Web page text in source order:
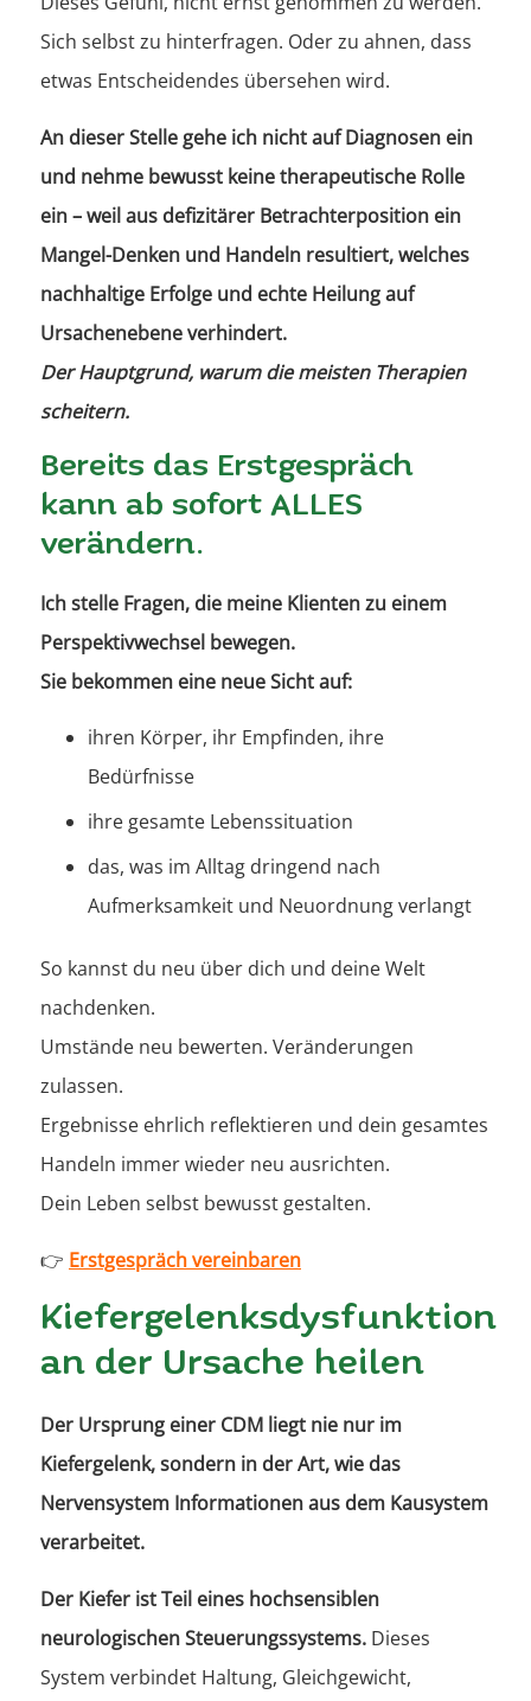
Sich selbst zu hinterfragen. Oder zu ahnen, dass
etwas Entscheidendes übersehen wird.
An dieser Stelle gehe ich nicht auf Diagnosen ein
und nehme bewusst keine therapeutische Rolle
ein – weil aus defizitärer Betrachterposition ein
Mangel-Denken und Handeln resultiert, welches
nachhaltige Erfolge und echte Heilung auf
Ursachenebene verhindert.
Der Hauptgrund, warum die meisten Therapien
scheitern.
Bereits das Erstgespräch
kann ab sofort ALLES
verändern.
Ich stelle Fragen, die meine Klienten zu einem
Perspektivwechsel bewegen.
Sie bekommen eine neue Sicht auf:
ihren Körper, ihr Empfinden, ihre
Bedürfnisse
ihre gesamte Lebenssituation
das, was im Alltag dringend nach
Aufmerksamkeit und Neuordnung verlangt
So kannst du neu über dich und deine Welt
nachdenken.
Umstände neu bewerten. Veränderungen
zulassen.
Ergebnisse ehrlich reflektieren und dein gesamtes
Handeln immer wieder neu ausrichten.
Dein Leben selbst bewusst gestalten.
👉 Erstgespräch vereinbaren
Kiefergelenksdysfunktion
an der Ursache heilen
Der Ursprung einer CDM liegt nie nur im
Kiefergelenk, sondern in der Art, wie das
Nervensystem Informationen aus dem Kausystem
verarbeitet.
Der Kiefer ist Teil eines hochsensiblen
neurologischen Steuerungssystems. Dieses
System verbindet Haltung, Gleichgewicht,